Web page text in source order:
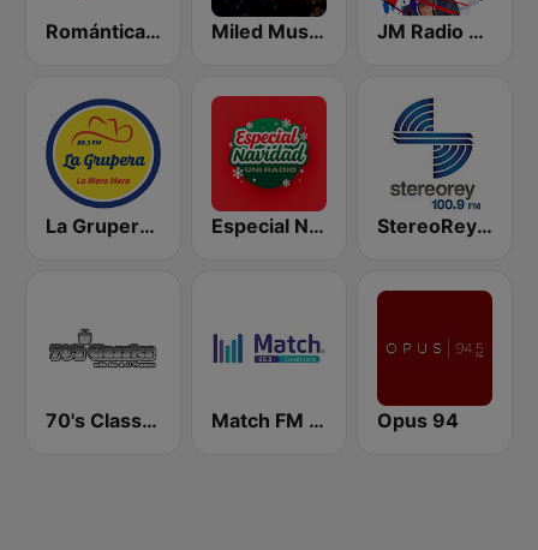
Romántica 1380 AM Miled Music Pop JM Radio Pop Rock
La Grupera 89.3 FM Especial Navidad Uni Radio StereoRey 100.9 FM
70's Classics Match FM 99.3 Opus 94